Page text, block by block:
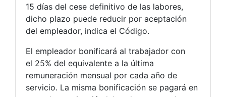
15 días del cese definitivo de las labores,
dicho plazo puede reducir por aceptación
del empleador, indica el Código.
El empleador bonificará al trabajador con
el 25% del equivalente a la última
remuneración mensual por cada año de
servicio. La misma bonificación se pagará en